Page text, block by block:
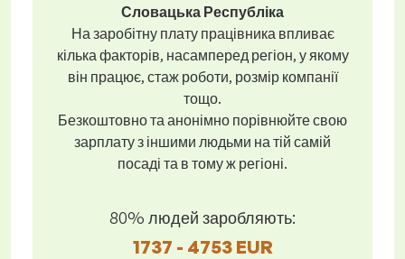
Словацька Республіка
На заробітну плату працівника впливає
кілька факторів, насамперед регіон, у якому
він працює, стаж роботи, розмір компанії
тощо.
Безкоштовно та анонімно порівнюйте свою
зарплату з іншими людьми на тій самій
посаді та в тому ж регіоні.
80% людей заробляють:
1737 - 4753 EUR